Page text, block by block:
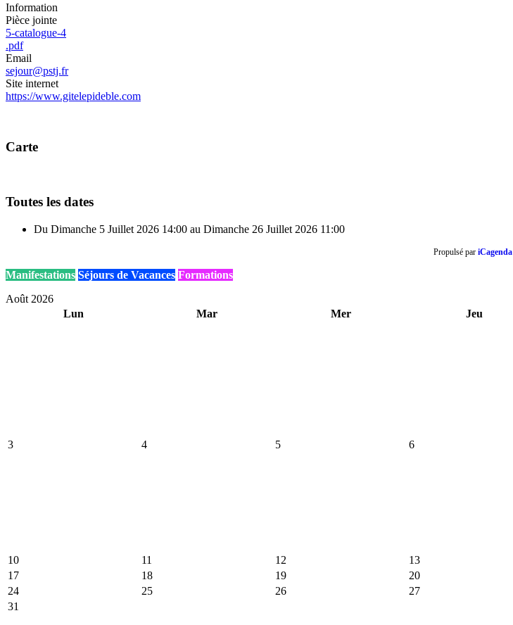
Information
Pièce jointe
5-catalogue-4
.pdf
Email
sejour@pstj.fr
Site internet
https://www.gitelepideble.com
Carte
Toutes les dates
Du Dimanche 5 Juillet 2026 14:00 au Dimanche 26 Juillet 2026 11:00
Propulsé par iCagenda
Manifestations Séjours de Vacances Formations
Août 2026
Lun
Mar Mer Jeu
3 4 5 6
10 11 12 13
17
18 19 20
24
25 26 27
31